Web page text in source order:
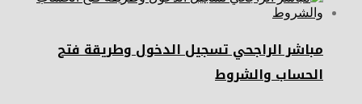
مباشر الراجحي تسجيل الدخول وطريقة فتح
الحساب والشروط